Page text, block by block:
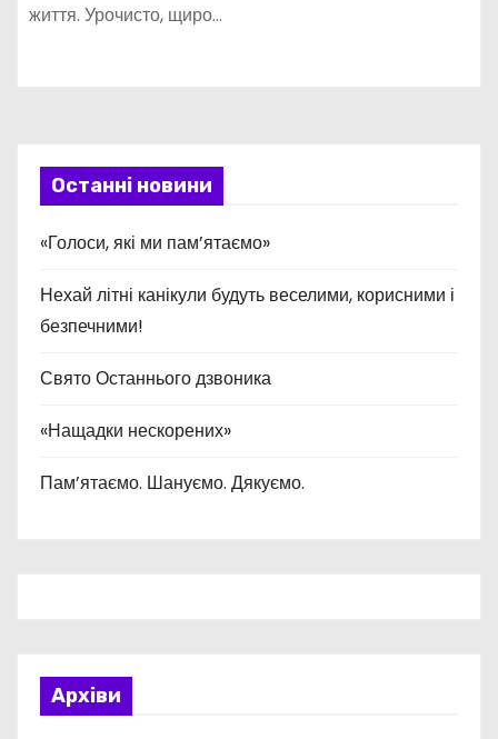
життя. Урочисто, щиро…
Останні новини
«Голоси, які ми пам’ятаємо»
Нехай літні канікули будуть веселими, корисними і
безпечними!
Свято Останнього дзвоника
«Нащадки нескорених»
Пам’ятаємо. Шануємо. Дякуємо.
Архіви